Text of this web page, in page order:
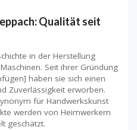
Qualität seit
in der Herstellung
Seit ihrer Gründung
haben sie sich einen
Zuverlässigkeit erworben.
für Handwerkskunst
werden von Heimwerkern
geschätzt.